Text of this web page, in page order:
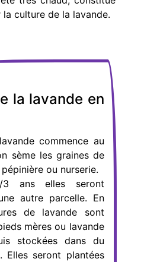
culture de la lavande.
la lavande en
commence au
sème les graines de
ou nurserie.
ans elles seront
autre parcelle. En
de lavande sont
mères ou lavande
stockées dans du
Elles seront plantées